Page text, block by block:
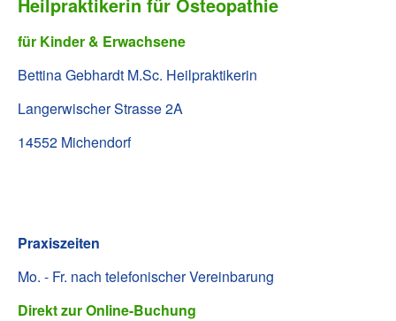
für Kinder & Erwachsene
Bettina Gebhardt M.Sc. Heilpraktikerin
Langerwischer Strasse 2A
14552 Michendorf
Praxiszeiten
Mo. - Fr. nach telefonischer Vereinbarung
Direkt zur Online-Buchung